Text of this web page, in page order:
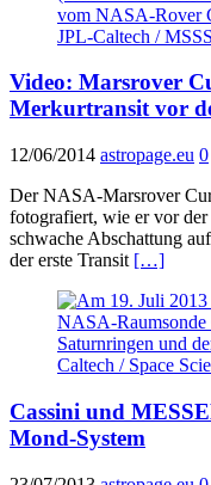
Video: Marsrover
Merkurtransit vor
12/06/2014 astropage.eu 0
Der NASA-Marsrover
fotografiert, wie er vor
schwache Abschattung
der erste Transit […]
Cassini und
Mond-System